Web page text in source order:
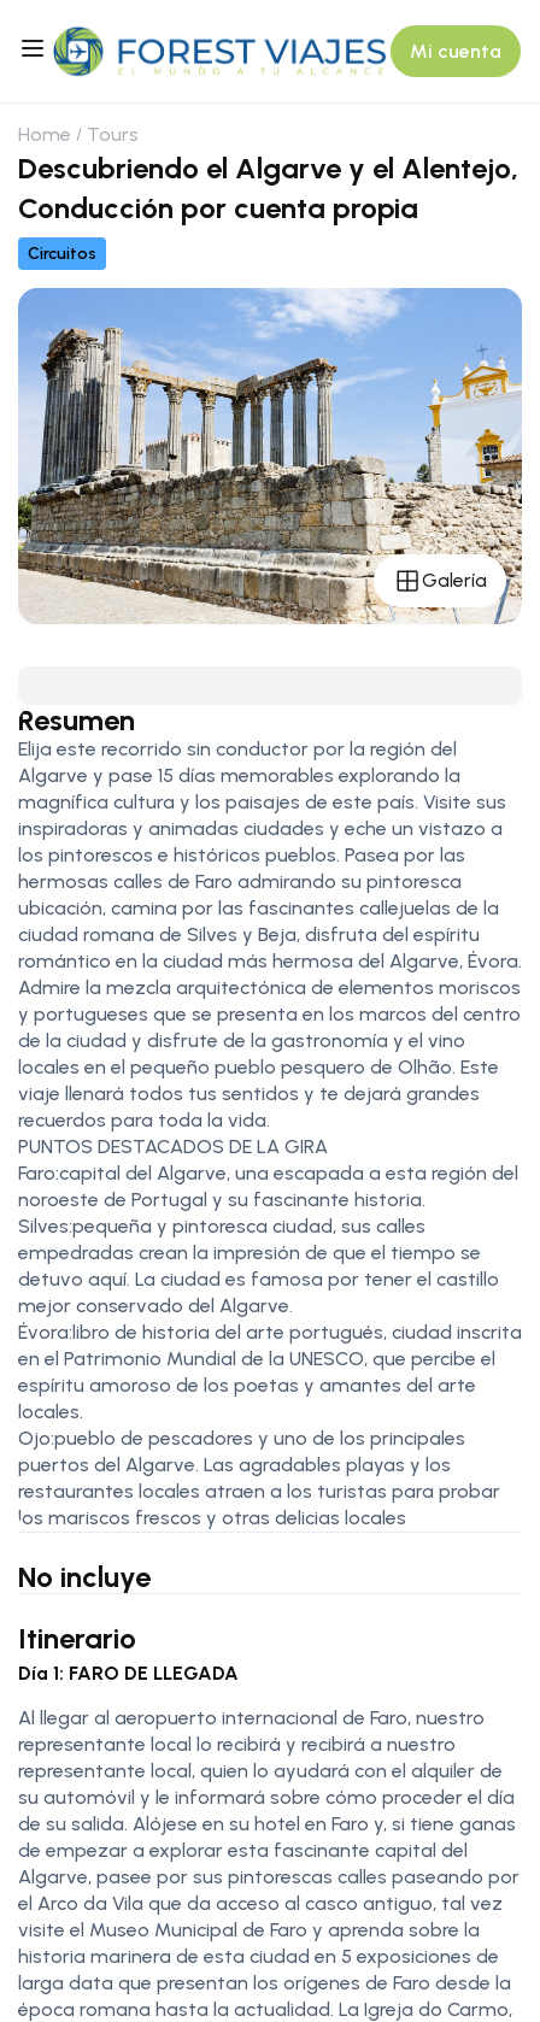
Mi cuenta
Home Tours
Descubriendo el Algarve y el Alentejo,
Conducción por cuenta propia
Circuitos
Galería
Resumen
Elija este recorrido sin conductor por la región del
Algarve y pase 15 días memorables explorando la
magnífica cultura y los paisajes de este país. Visite sus
inspiradoras y animadas ciudades y eche un vistazo a
los pintorescos e históricos pueblos. Pasea por las
hermosas calles de Faro admirando su pintoresca
ubicación, camina por las fascinantes callejuelas de la
ciudad romana de Silves y Beja, disfruta del espíritu
romántico en la ciudad más hermosa del Algarve, Évora.
Admire la mezcla arquitectónica de elementos moriscos
y portugueses que se presenta en los marcos del centro
de la ciudad y disfrute de la gastronomía y el vino
locales en el pequeño pueblo pesquero de Olhão. Este
viaje llenará todos tus sentidos y te dejará grandes
recuerdos para toda la vida.
PUNTOS DESTACADOS DE LA GIRA
Faro:capital del Algarve, una escapada a esta región del
noroeste de Portugal y su fascinante historia.
Silves:pequeña y pintoresca ciudad, sus calles
empedradas crean la impresión de que el tiempo se
detuvo aquí. La ciudad es famosa por tener el castillo
mejor conservado del Algarve.
Évora:libro de historia del arte portugués, ciudad inscrita
en el Patrimonio Mundial de la UNESCO, que percibe el
espíritu amoroso de los poetas y amantes del arte
locales.
Ojo:pueblo de pescadores y uno de los principales
puertos del Algarve. Las agradables playas y los
restaurantes locales atraen a los turistas para probar
los mariscos frescos y otras delicias locales
No incluye
Itinerario
Día 1: FARO DE LLEGADA
Al llegar al aeropuerto internacional de Faro, nuestro
representante local lo recibirá y recibirá a nuestro
representante local, quien lo ayudará con el alquiler de
su automóvil y le informará sobre cómo proceder el día
de su salida. Alójese en su hotel en Faro y, si tiene ganas
de empezar a explorar esta fascinante capital del
Algarve, pasee por sus pintorescas calles paseando por
el Arco da Vila que da acceso al casco antiguo, tal vez
visite el Museo Municipal de Faro y aprenda sobre la
historia marinera de esta ciudad en 5 exposiciones de
larga data que presentan los orígenes de Faro desde la
época romana hasta la actualidad. La Igreja do Carmo,